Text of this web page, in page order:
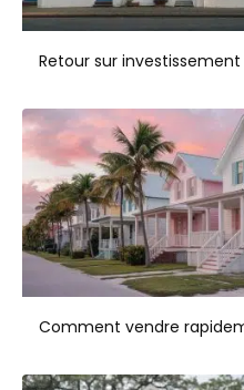
Retour sur
Comment vendre